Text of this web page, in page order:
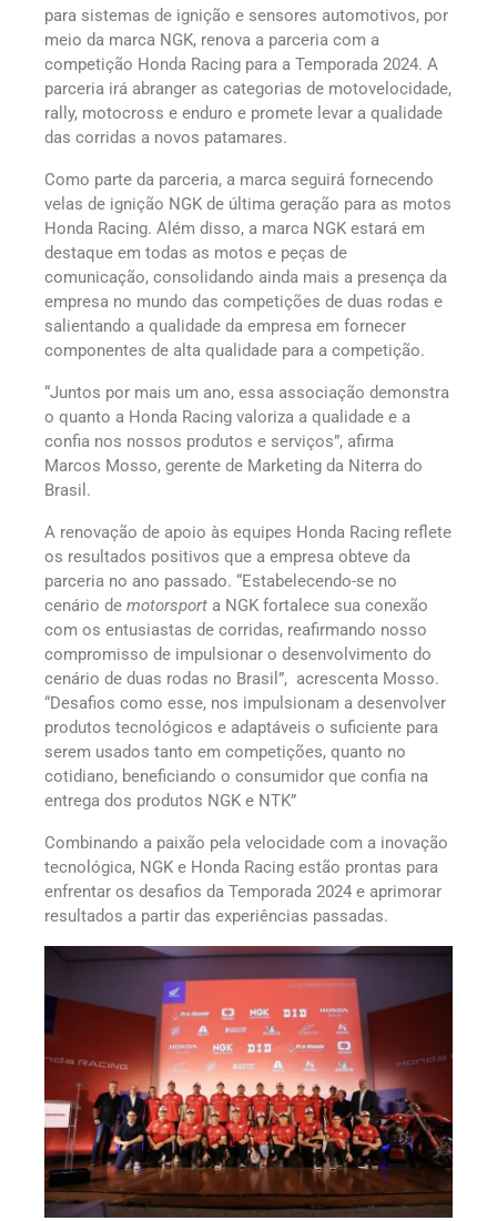
para sistemas de ignição e sensores automotivos, por
meio da marca NGK, renova a parceria com a
competição Honda Racing para a Temporada 2024. A
parceria irá abranger as categorias de motovelocidade,
rally, motocross e enduro e promete levar a qualidade
das corridas a novos patamares.
Como parte da parceria, a marca seguirá fornecendo
velas de ignição NGK de última geração para as motos
Honda Racing. Além disso, a marca NGK estará em
destaque em todas as motos e peças de
comunicação, consolidando ainda mais a presença da
empresa no mundo das competições de duas rodas e
salientando a qualidade da empresa em fornecer
componentes de alta qualidade para a competição.
“Juntos por mais um ano, essa associação demonstra
o quanto a Honda Racing valoriza a qualidade e a
confia nos nossos produtos e serviços”, afirma
Marcos Mosso, gerente de Marketing da Niterra do
Brasil.
A renovação de apoio às equipes Honda Racing reflete
os resultados positivos que a empresa obteve da
parceria no ano passado. “Estabelecendo-se no
cenário de motorsport a NGK fortalece sua conexão
com os entusiastas de corridas, reafirmando nosso
compromisso de impulsionar o desenvolvimento do
cenário de duas rodas no Brasil”, acrescenta Mosso.
“Desafios como esse, nos impulsionam a desenvolver
produtos tecnológicos e adaptáveis o suficiente para
serem usados tanto em competições, quanto no
cotidiano, beneficiando o consumidor que confia na
entrega dos produtos NGK e NTK”
Combinando a paixão pela velocidade com a inovação
tecnológica, NGK e Honda Racing estão prontas para
enfrentar os desafios da Temporada 2024 e aprimorar
resultados a partir das experiências passadas.